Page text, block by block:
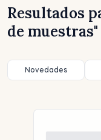
Resultados
de muestras"
Novedades